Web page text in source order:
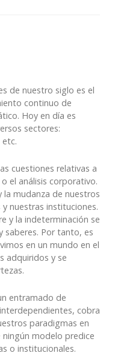
de nuestro siglo es el
continuo de
Hoy en día es
sectores:
cuestiones relativas a
el análisis corporativo.
mudanza de nuestros
nuestras instituciones.
y la indeterminación se
saberes. Por tanto, es
en un mundo en el
adquiridos y se
entramado de
cobra
paradigmas en
modelo predice
o institucionales.